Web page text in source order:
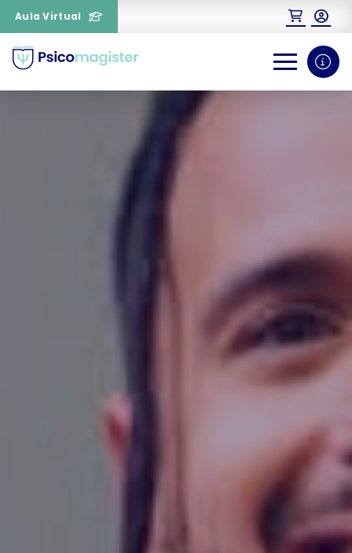
Aula Virtual
¿Necesitas más información
sobre un curso?